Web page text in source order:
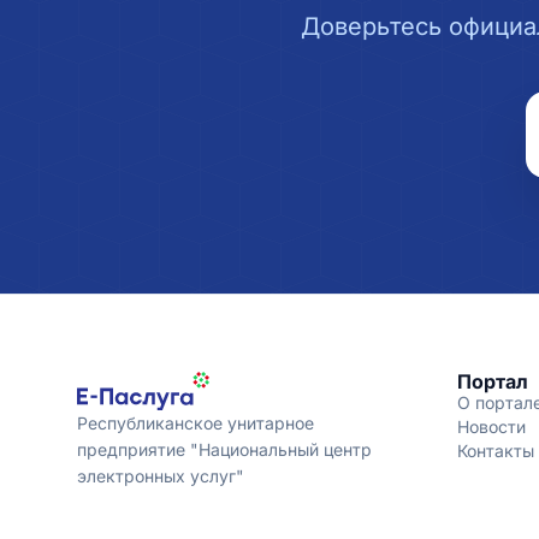
Доверьтесь
Республиканское унитарное
предприятие "Национальный центр
электронных услуг"
Портал
О
Новости
Контакты